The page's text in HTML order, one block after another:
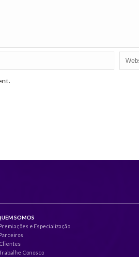
SOMOS
Premiações e Especialização
Parceiros
Clientes
Conosco